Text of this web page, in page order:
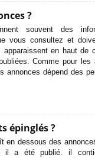
?
souvent des
vous consultez et
en haut de
Comme pour les
annonces dépend des
épinglés ?
en dessous des
il a été publié. il